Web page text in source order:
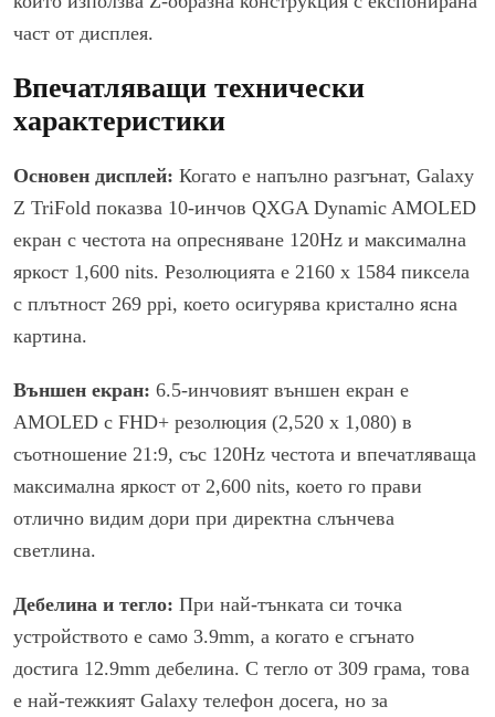
част от дисплея.
Впечатляващи технически
характеристики
Основен дисплей: Когато е напълно разгънат, Galaxy
Z TriFold показва 10-инчов QXGA Dynamic AMOLED
екран с честота на опресняване 120Hz и максимална
яркост 1,600 nits. Резолюцията е 2160 x 1584 пиксела
с плътност 269 ppi, което осигурява кристално ясна
картина.
Външен екран: 6.5-инчовият външен екран е
AMOLED с FHD+ резолюция (2,520 x 1,080) в
съотношение 21:9, със 120Hz честота и впечатляваща
максимална яркост от 2,600 nits, което го прави
отлично видим дори при директна слънчева
светлина.
Дебелина и тегло: При най-тънката си точка
устройството е само 3.9mm, а когато е сгънато
достига 12.9mm дебелина. С тегло от 309 грама, това
е най-тежкият Galaxy телефон досега, но за